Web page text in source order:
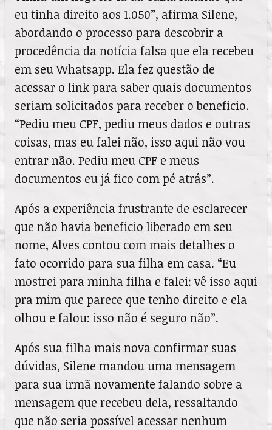
eu tinha direito aos 1.050”, afirma Silene,
abordando o processo para descobrir a
procedência da notícia falsa que ela recebeu
em seu Whatsapp. Ela fez questão de
acessar o link para saber quais documentos
seriam solicitados para receber o beneficio.
“Pediu meu CPF, pediu meus dados e outras
coisas, mas eu falei não, isso aqui não vou
entrar não. Pediu meu CPF e meus
documentos eu já fico com pé atrás”.
Após a experiência frustrante de esclarecer
que não havia beneficio liberado em seu
nome, Alves contou com mais detalhes o
fato ocorrido para sua filha em casa. “Eu
mostrei para minha filha e falei: vê isso aqui
pra mim que parece que tenho direito e ela
olhou e falou: isso não é seguro não”.
Após sua filha mais nova confirmar suas
dúvidas, Silene mandou uma mensagem
para sua irmã novamente falando sobre a
mensagem que recebeu dela, ressaltando
que não seria possível acessar nenhum